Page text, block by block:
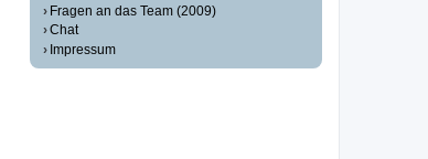
Fragen an das Team (2009)
Chat
Impressum